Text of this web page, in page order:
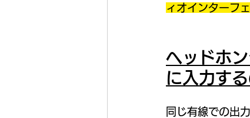
ィオインターフ
ヘッドホ
に入力す
同じ有線での出